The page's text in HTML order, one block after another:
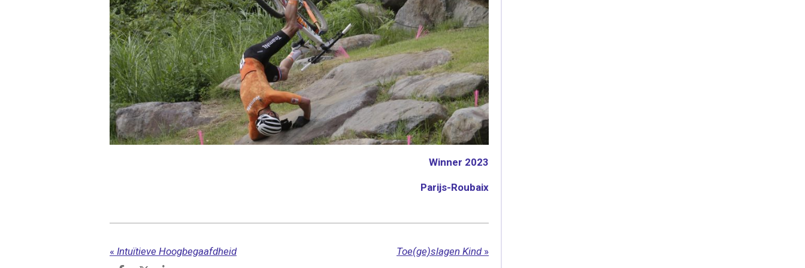
Winner 2023
Parijs-Roubaix
« Intuïtieve Hoogbegaafdheid Toe(ge)slagen Kind »